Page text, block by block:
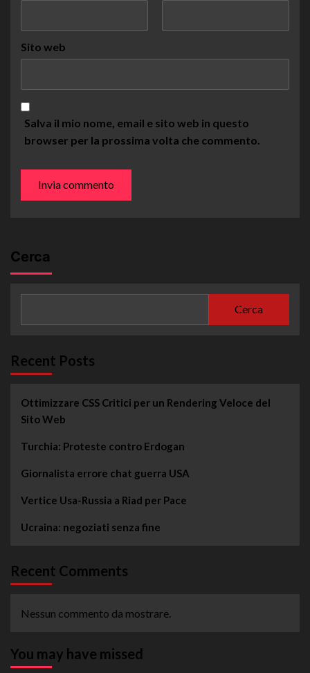
Sito web
Salva il mio nome, email e sito web in questo
browser per la prossima volta che commento.
Cerca
Cerca
Recent Posts
Ottimizzare CSS Critici per un Rendering Veloce del
Sito Web
Turchia: Proteste contro Erdogan
Giornalista errore chat guerra USA
Vertice Usa-Russia a Riad per Pace
Ucraina: negoziati senza fine
Recent Comments
Nessun commento da mostrare.
You may have missed